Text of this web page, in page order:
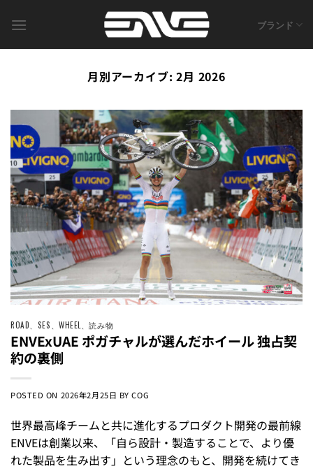
ブランド
月別アーカイブ:2月 2026
ROAD SES 、WHEEL 、読み物
ENVExUAE ポガチャルが選んだホイール 独占契
約の裏側
POSTED ON 2026年2月25日 BYCOG
世界最高峰チームと共に進化するプロダクト開発の最前線
ENVEは創業以来、「自ら設計・製造することで、より優
れた製品を生み出す」という理念のもと、開発を続けてき